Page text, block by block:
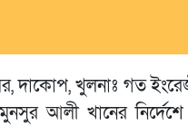
দাকোপ, খুলনাঃ গত
আলী খানের